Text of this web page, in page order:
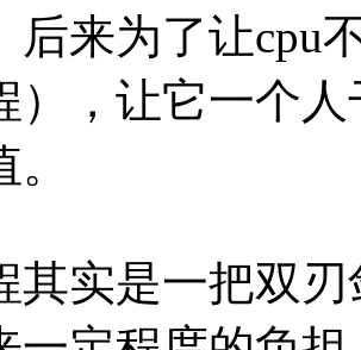
后来为了让cpu
），让它一个
其实是一把双